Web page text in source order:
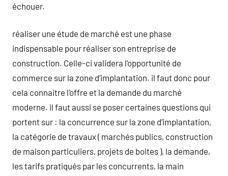
échouer.
réaliser une étude de marché est une phase
indispensable pour réaliser son entreprise de
construction. Celle-ci validera l’opportunité de
commerce sur la zone d’implantation. il faut donc pour
cela connaitre l’offre et la demande du marché
moderne. il faut aussi se poser certaines questions qui
portent sur : la concurrence sur la zone d’implantation,
la catégorie de travaux ( marchés publics, construction
de maison particuliers, projets de boites ), la demande,
les tarifs pratiqués par les concurrents, la main